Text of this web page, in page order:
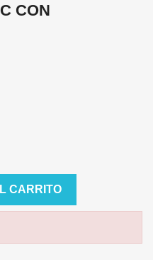
CON
CARRITO